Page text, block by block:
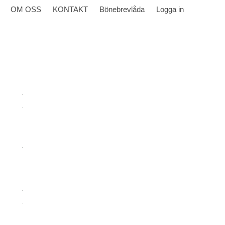
OM OSS KONTAKT Bönebrevlåda Logga in